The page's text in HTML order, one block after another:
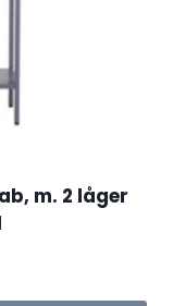
m. 2 låger